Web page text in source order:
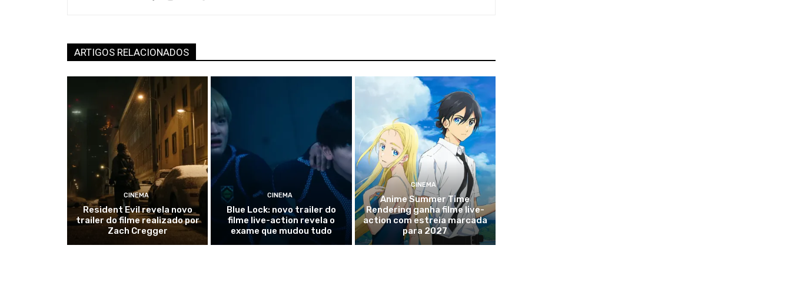
ARTIGOS RELACIONADOS
CINEMA
Resident Evil revela novo
trailer do filme realizado por
Zach Cregger
CINEMA
Blue Lock: novo trailer do
filme live-action revela o
exame que mudou tudo
CINEMA
Anime Summer Time
Rendering ganha filme live-
action com estreia marcada
para 2027